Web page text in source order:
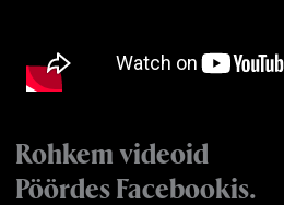
Rohkem videoid
Pöördes Facebookis.